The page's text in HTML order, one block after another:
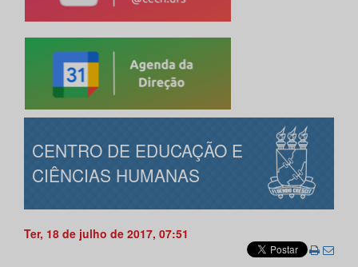
CENTRO DE EDUCAÇÃO E
CIÊNCIAS HUMANAS
Ter, 18 de julho de 2017, 07:51